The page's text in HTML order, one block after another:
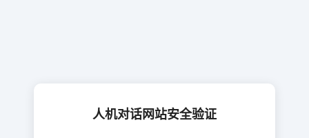
人机对话网站安全验证